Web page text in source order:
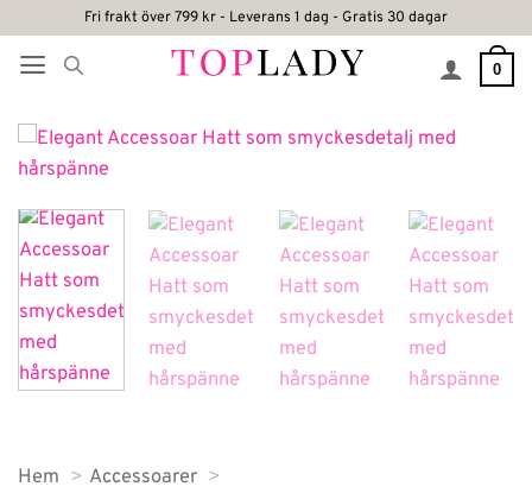
content
Fri frakt över 799 kr - Leverans 1 dag - Gratis 30 dagar
0
Hem
Accessoarer